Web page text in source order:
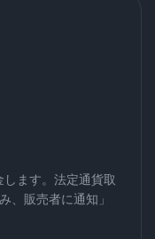
ます。法定通貨取
、販売者に通知」